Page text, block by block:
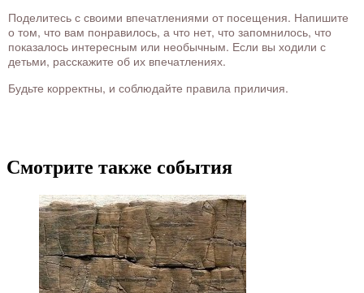
Поделитесь с своими впечатлениями от посещения. Напишите
о том, что вам понравилось, а что нет, что запомнилось, что
показалось интересным или необычным. Если вы ходили с
детьми, расскажите об их впечатлениях.
Будьте корректны, и соблюдайте правила приличия.
Смотрите также события